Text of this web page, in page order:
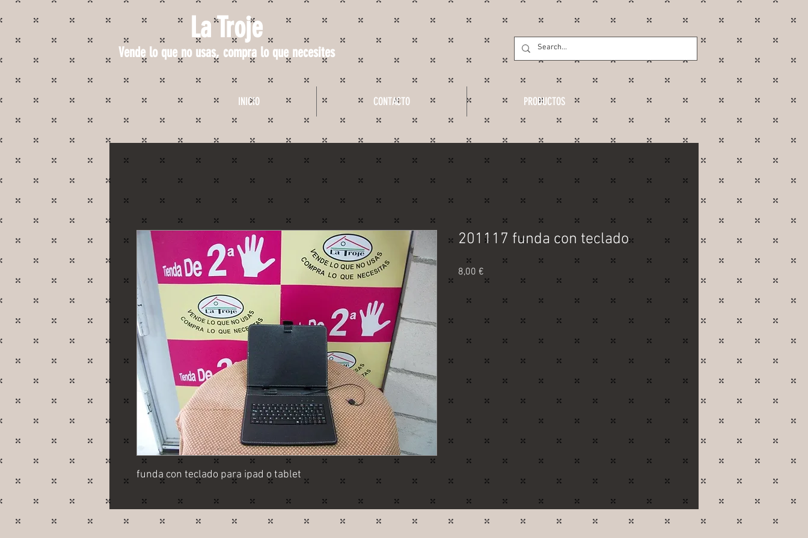
La Troje
Vende lo que no usas, compra lo que necesites
INICIO CONTACTO PRODUCTOS
funda con teclado para ipad o tablet
201117 funda con teclado
8,00 €